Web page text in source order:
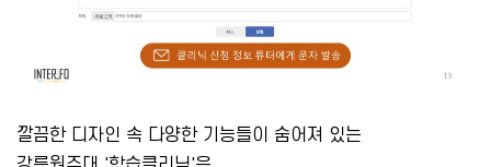
깔끔한 디자인 속 다양한 기능들이 숨어져 있는